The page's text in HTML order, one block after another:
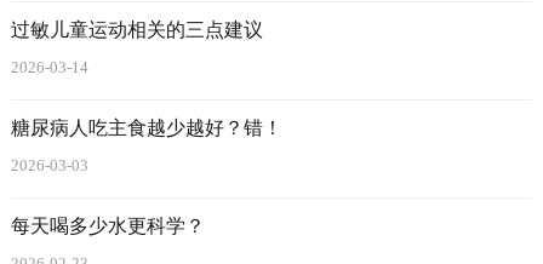
过敏儿童运动相关的三点建议
2026-03-14
糖尿病人吃主食越少越好？错！
2026-03-03
每天喝多少水更科学？